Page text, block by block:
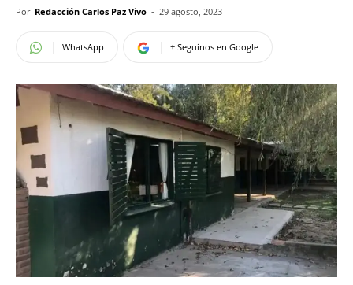
Por Redacción Carlos Paz Vivo - 29 agosto, 2023
WhatsApp + Seguinos en Google